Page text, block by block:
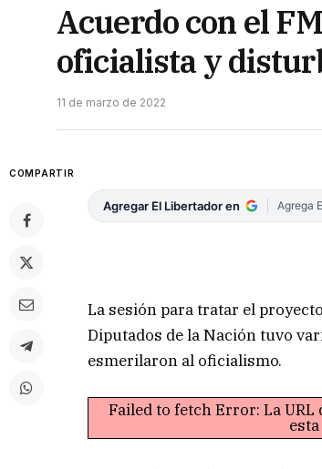
Acuerdo con el
oficialista y
11 de marzo de 2022
COMPARTIR
Agregar El Libertador en Agrega
La sesión para tratar el
Diputados de la Nación tuvo
esmerilaron al oficialismo.
Failed to fetch Error: La